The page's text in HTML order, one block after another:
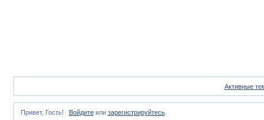
Активные
Привет, Гость! Войдитеили зарегистрируйтесь.